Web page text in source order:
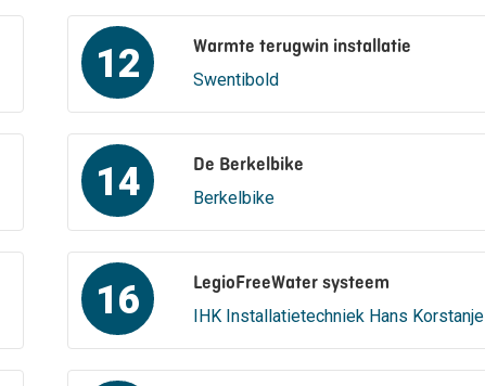
Warmte terugwin installatie
Swentibold
12
De Berkelbike
Berkelbike
14
LegioFreeWater systeem
IHK Installatietechniek Hans Korstanje
16